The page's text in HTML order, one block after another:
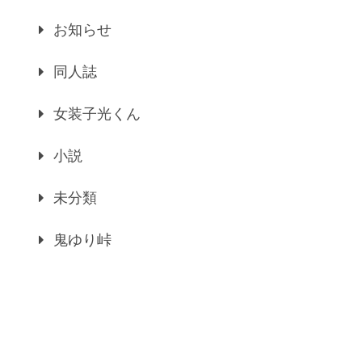
お知らせ
同人誌
女装子光くん
小説
未分類
鬼ゆり峠